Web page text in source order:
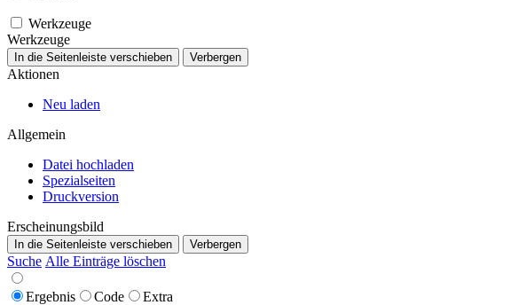
Werkzeuge
Werkzeuge
In die Seitenleiste verschieben Verbergen
Aktionen
Neu laden
Allgemein
Datei hochladen
Spezialseiten
Druckversion
Erscheinungsbild
In die Seitenleiste verschieben Verbergen
Suche Alle Einträge löschen
Ergebnis Code
Extra